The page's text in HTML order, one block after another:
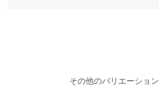
その他のバリエーション